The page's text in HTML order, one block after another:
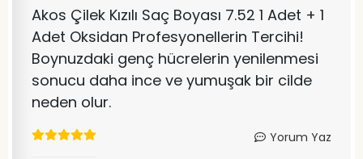
Akos Çilek Kızılı Saç Boyası 7.52 1 Adet + 1
Adet Oksidan Profesyonellerin Tercihi!
Boynuzdaki genç hücrelerin yenilenmesi
sonucu daha ince ve yumuşak bir cilde
neden olur.
Yorum Yaz